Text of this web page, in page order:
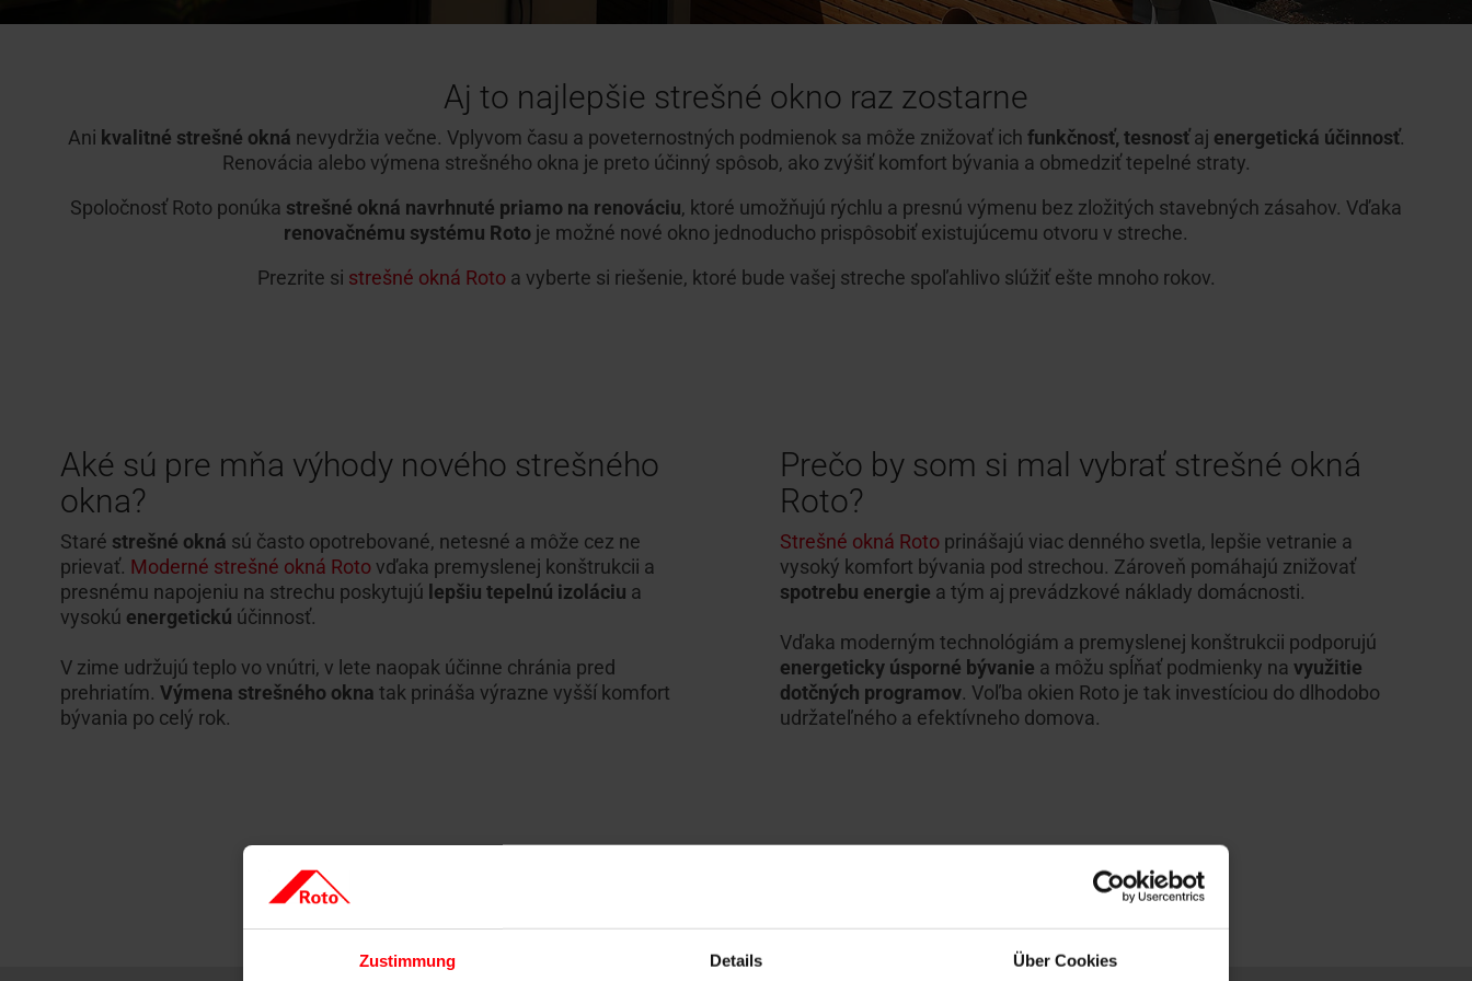
Zustimmung Details Über Cookies
Aj to najlepšie strešné okno raz zostarne
Ani kvalitné strešné okná nevydržia večne. Vplyvom času a poveternostných podmienok sa môže znižovať ich funkčnosť, tesnosťaj energetická účinnosť.
Renovácia alebo výmena strešného okna je preto účinný spôsob, ako zvýšiť komfort bývania a obmedziť tepelné straty.
Spoločnosť Roto ponúka strešné okná navrhnuté priamo na renováciu, ktoré umožňujú rýchlu a presnú výmenu bez zložitých stavebných zásahov. Vďaka
renovačnému systému Roto je možné nové okno jednoducho prispôsobiť existujúcemu otvoru v streche.
Prezrite si strešné okná Rotoa vyberte si riešenie, ktoré bude vašej streche spoľahlivo slúžiť ešte mnoho rokov.
Aké sú pre mňa výhody nového strešného
okna?
Staré strešné okná sú často opotrebované, netesné a môže cez ne
prievať. Moderné strešné okná Rotovďaka premyslenej konštrukcii a
presnému napojeniu na strechu poskytujú lepšiu tepelnú izoláciu a
vysokú energetickú účinnosť.
V zime udržujú teplo vo vnútri, v lete naopak účinne chránia pred
prehriatím. Výmena strešného okna tak prináša výrazne vyšší komfort
bývania po celý rok.
Prečo by som si mal vybrať strešné okná
Roto?
Strešné okná Roto prinášajú viac denného svetla, lepšie vetranie a
vysoký komfort bývania pod strechou. Zároveň pomáhajú znižovať
spotrebu energie a tým aj prevádzkové náklady domácnosti.
Vďaka moderným technológiám a premyslenej konštrukcii podporujú
energeticky úsporné bývanie a môžu spĺňať podmienky na využitie
dotčných programov. Voľba okien Roto je tak investíciou do dlhodobo
udržateľného a efektívneho domova.